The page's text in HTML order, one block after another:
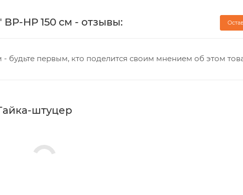
ВР-НР 150 см - отзывы:
будьте первым, кто поделится своим мнением об этом
штуцер